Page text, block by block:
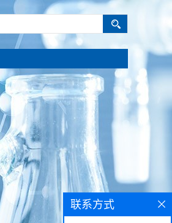
联系方式